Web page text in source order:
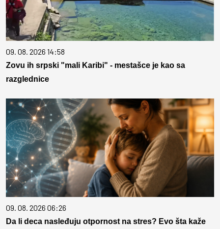
09. 08. 2026 14:58
Zovu ih srpski "mali Karibi" - mestašce je kao sa
razglednice
09. 08. 2026 06:26
Da li deca nasleđuju otpornost na stres? Evo šta kaže